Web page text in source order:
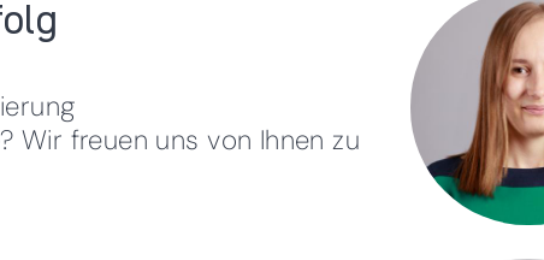
Wir freuen uns von Ihnen zu